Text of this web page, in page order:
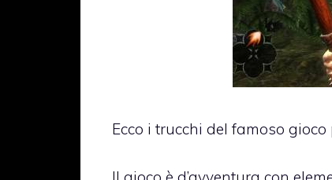
Ecco i trucchi del famoso